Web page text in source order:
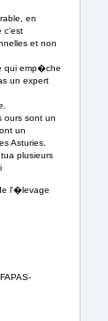
en
c'est
et non
qui emp�che
un expert
ours sont un
un
Asturies.
plusieurs
l'�levage